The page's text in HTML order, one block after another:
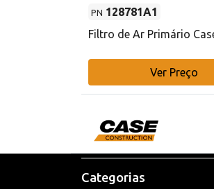
PN 128781A1
Filtro de Ar Primário
Ver Preço
Categorias